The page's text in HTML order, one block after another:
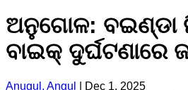
ଅନୁଗୋଳ: ବଇଣ୍ଡା
ବାଇକ୍ ଦୁର୍ଘଟଣାରେ
Anugul, Angul
Dec 1, 2025